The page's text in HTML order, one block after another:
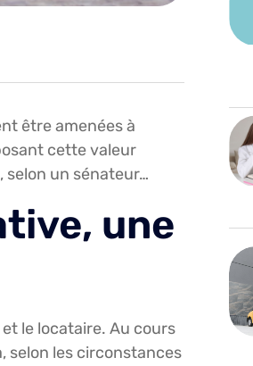
être amenées à
cette valeur
selon un sénateur…
une
le locataire. Au cours
selon les circonstances